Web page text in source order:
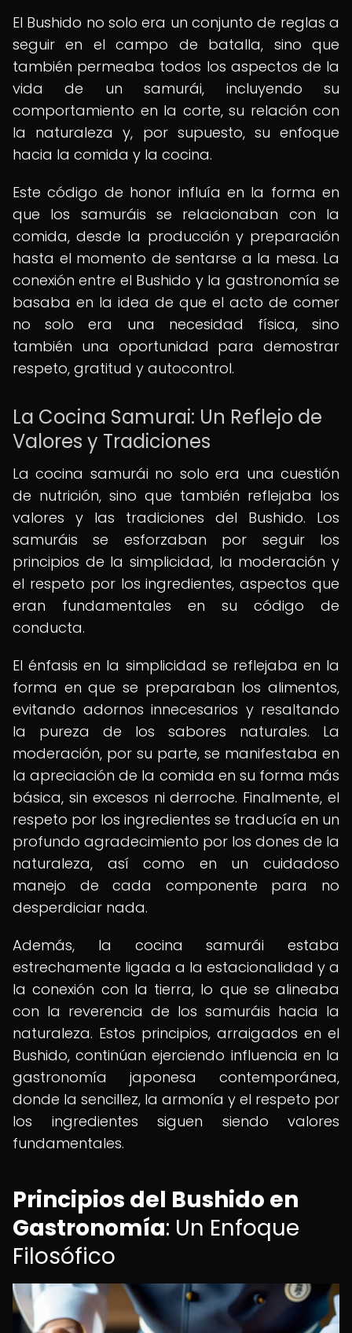
El Bushido no solo era un conjunto de reglas a
seguir en el campo de batalla, sino que
también permeaba todos los aspectos de la
vida de un samurái, incluyendo su
comportamiento en la corte, su relación con
la naturaleza y, por supuesto, su enfoque
hacia la comida y la cocina.
Este código de honor influía en la forma en
que los samuráis se relacionaban con la
comida, desde la producción y preparación
hasta el momento de sentarse a la mesa. La
conexión entre el Bushido y la gastronomía se
basaba en la idea de que el acto de comer
no solo era una necesidad física, sino
también una oportunidad para demostrar
respeto, gratitud y autocontrol.
La Cocina Samurai: Un Reflejo de
Valores y Tradiciones
La cocina samurái no solo era una cuestión
de nutrición, sino que también reflejaba los
valores y las tradiciones del Bushido. Los
samuráis se esforzaban por seguir los
principios de la simplicidad, la moderación y
el respeto por los ingredientes, aspectos que
eran fundamentales en su código de
conducta.
El énfasis en la simplicidad se reflejaba en la
forma en que se preparaban los alimentos,
evitando adornos innecesarios y resaltando
la pureza de los sabores naturales. La
moderación, por su parte, se manifestaba en
la apreciación de la comida en su forma más
básica, sin excesos ni derroche. Finalmente, el
respeto por los ingredientes se traducía en un
profundo agradecimiento por los dones de la
naturaleza, así como en un cuidadoso
manejo de cada componente para no
desperdiciar nada.
Además, la cocina samurái estaba
estrechamente ligada a la estacionalidad y a
la conexión con la tierra, lo que se alineaba
con la reverencia de los samuráis hacia la
naturaleza. Estos principios, arraigados en el
Bushido, continúan ejerciendo influencia en la
gastronomía japonesa contemporánea,
donde la sencillez, la armonía y el respeto por
los ingredientes siguen siendo valores
fundamentales.
Principios del Bushido en
Gastronomía: Un Enfoque
Filosófico